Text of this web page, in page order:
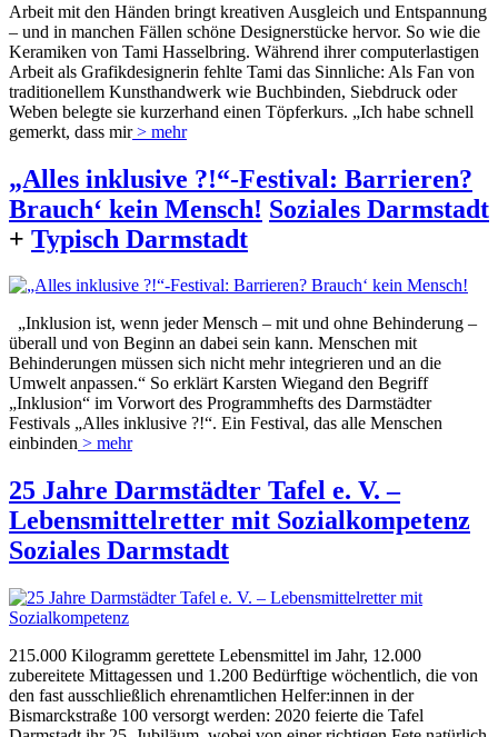
Arbeit mit den Händen bringt kreativen Ausgleich und Entspannung
– und in manchen Fällen schöne Designerstücke hervor. So wie die
Keramiken von Tami Hasselbring. Während ihrer computerlastigen
Arbeit als Grafikdesignerin fehlte Tami das Sinnliche: Als Fan von
traditionellem Kunsthandwerk wie Buchbinden, Siebdruck oder
Weben belegte sie kurzerhand einen Töpferkurs. „Ich habe schnell
gemerkt, dass mir> mehr
„Alles inklusive ?!“-Festival: Barrieren?
Brauch‘ kein Mensch! Soziales Darmstadt
+ Typisch Darmstadt
„Inklusion ist, wenn jeder Mensch – mit und ohne Behinderung –
überall und von Beginn an dabei sein kann. Menschen mit
Behinderungen müssen sich nicht mehr integrieren und an die
Umwelt anpassen.“ So erklärt Karsten Wiegand den Begriff
„Inklusion“ im Vorwort des Programmhefts des Darmstädter
Festivals „Alles inklusive ?!“. Ein Festival, das alle Menschen
einbinden > mehr
25 Jahre Darmstädter Tafel e. V. –
Lebensmittelretter mit Sozialkompetenz
Soziales Darmstadt
215.000 Kilogramm gerettete Lebensmittel im Jahr, 12.000
zubereitete Mittagessen und 1.200 Bedürftige wöchentlich, die von
den fast ausschließlich ehrenamtlichen Helfer:innen in der
Bismarckstraße 100 versorgt werden: 2020 feierte die Tafel